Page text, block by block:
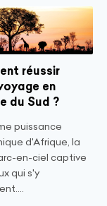
réussir
en
du Sud ?
puissance
d'Afrique, la
en-ciel captive
qui s'y